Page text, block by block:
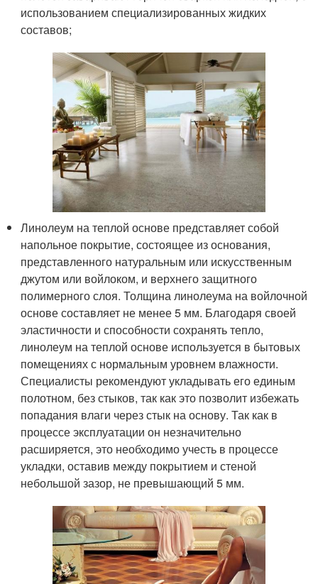
использованием специализированных жидких
составов;
Линолеум на теплой основе представляет собой
напольное покрытие, состоящее из основания,
представленного натуральным или искусственным
джутом или войлоком, и верхнего защитного
полимерного слоя. Толщина линолеума на войлочной
основе составляет не менее 5 мм. Благодаря своей
эластичности и способности сохранять тепло,
линолеум на теплой основе используется в бытовых
помещениях с нормальным уровнем влажности.
Специалисты рекомендуют укладывать его единым
полотном, без стыков, так как это позволит избежать
попадания влаги через стык на основу. Так как в
процессе эксплуатации он незначительно
расширяется, это необходимо учесть в процессе
укладки, оставив между покрытием и стеной
небольшой зазор, не превышающий 5 мм.